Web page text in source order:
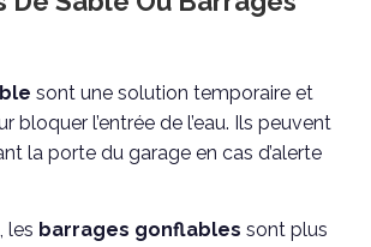
sont une solution temporaire et
bloquer l’entrée de l’eau. Ils peuvent
la porte du garage en cas d’alerte
les barrages gonflables sont plus